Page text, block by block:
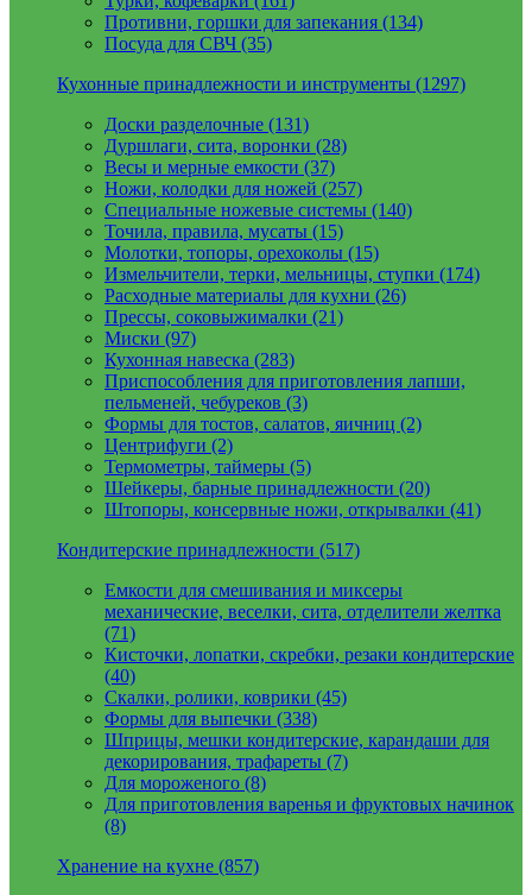
Противни, горшки для запекания (134)
Посуда для СВЧ (35)
Кухонные принадлежности и инструменты (1297)
Доски разделочные (131)
Дуршлаги, сита, воронки (28)
Весы и мерные емкости (37)
Ножи, колодки для ножей (257)
Специальные ножевые системы (140)
Точила, правила, мусаты (15)
Молотки, топоры, орехоколы (15)
Измельчители, терки, мельницы, ступки (174)
Расходные материалы для кухни (26)
Прессы, соковыжималки (21)
Миски (97)
Кухонная навеска (283)
Приспособления для приготовления лапши,
пельменей, чебуреков (3)
Формы для тостов, салатов, яичниц (2)
Центрифуги (2)
Термометры, таймеры (5)
Шейкеры, барные принадлежности (20)
Штопоры, консервные ножи, открывалки (41)
Кондитерские принадлежности (517)
Емкости для смешивания и миксеры
механические, веселки, сита, отделители желтка
(71)
Кисточки, лопатки, скребки, резаки кондитерские
(40)
Скалки, ролики, коврики (45)
Формы для выпечки (338)
Шприцы, мешки кондитерские, карандаши для
декорирования, трафареты (7)
Для мороженого (8)
Для приготовления варенья и фруктовых начинок
(8)
Хранение на кухне (857)